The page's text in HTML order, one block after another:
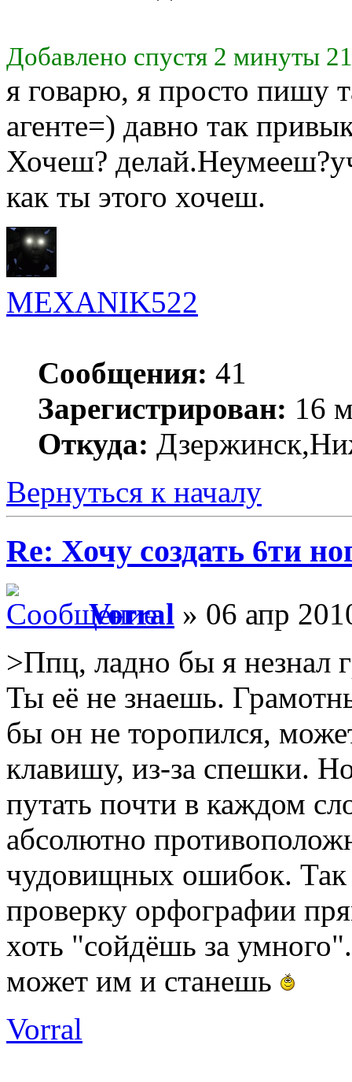
Добавлено спустя 2 минуты
я говарю, я просто пишу
агенте=) давно так
Хочеш?
как ты этого хочеш.
MEXANIK522
Сообщения: 41
Зарегистрирован: 16
Откуда:
Вернуться к началу
Re: Хочу создать 6ти
Vorral » 06 апр
>Ппц, ладно бы я незнал
Ты её не знаешь.
бы он не торопился,
клавишу, из-за спешки.
путать почти в каждом
абсолютно
чудовищных ошибок. Так
проверку орфографии
хоть "сойдёшь за
может им и станешь
Vorral